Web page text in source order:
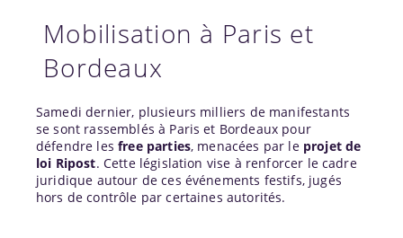
Mobilisation à Paris et
Bordeaux
Samedi dernier, plusieurs milliers de manifestants
se sont rassemblés à Paris et Bordeaux pour
défendre lesfree parties, menacées par le projet de
loi Ripost. Cette législation vise à renforcer le cadre
juridique autour de ces événements festifs, jugés
hors de contrôle par certaines autorités.